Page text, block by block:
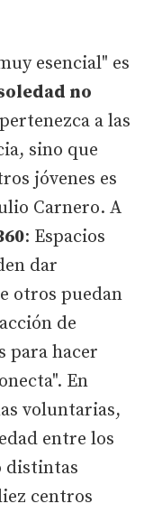
esencial" es
no
a las
sino que
jóvenes es
Carnero. A
: Espacios
dar
otros puedan
de
para hacer
En
voluntarias,
entre los
distintas
centros